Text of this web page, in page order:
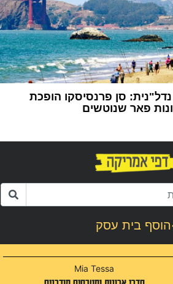
סן פרנסיסקו הופכת
פאר שנוטשים
הוסף בית עסק
Mia Tessa